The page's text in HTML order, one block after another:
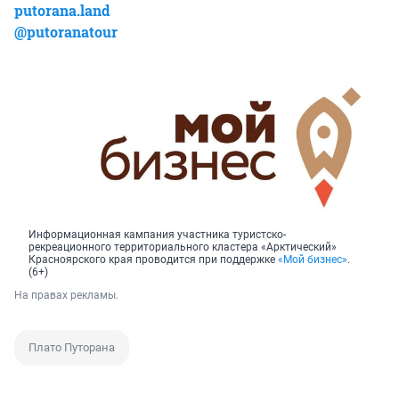
putorana.land
@putoranatour
Информационная кампания участника туристско-
рекреационного территориального кластера «Арктический»
Красноярского края проводится при поддержке «Мой бизнес».
(6+)
На правах рекламы.
Плато Путорана